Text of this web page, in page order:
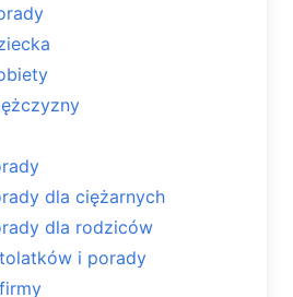
dla ciężarnych
dla rodziców
i porady